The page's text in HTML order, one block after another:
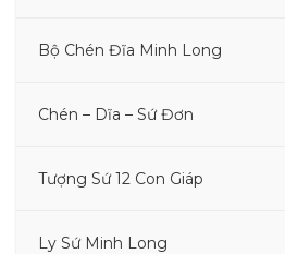
Bộ Chén Đĩa Minh Long
Chén – Dĩa – Sứ Đơn
Tượng Sứ 12 Con Giáp
–
Ly Sứ Minh Long
–